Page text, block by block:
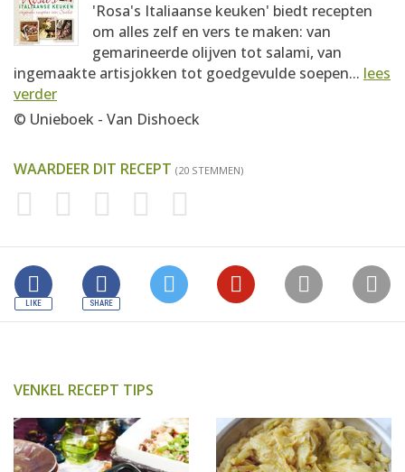
'Rosa's Italiaanse keuken' biedt recepten
om alles zelf en vers te maken: van
gemarineerde olijven tot salami, van
ingemaakte artisjokken tot goedgevulde soepen... lees
verder
© Unieboek - Van Dishoeck
WAARDEER DIT RECEPT (20 STEMMEN)
VENKEL RECEPT TIPS